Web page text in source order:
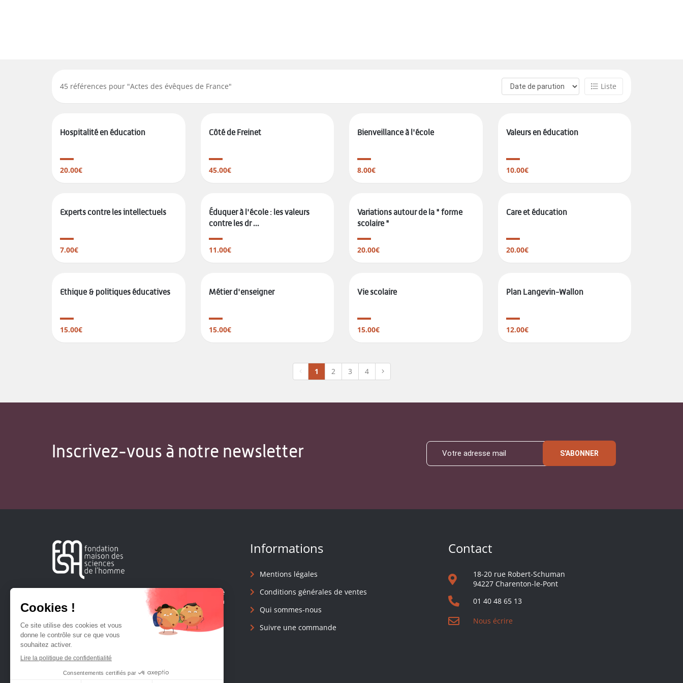
45 références pour "Actes des évêques de France" Liste
Hospitalité en éducation
20.00€
Côté de Freinet
45.00€
Bienveillance à l'école
8.00€
Valeurs en éducation
10.00€
Experts contre les intellectuels
7.00€
Éduquer à l'école : les valeurs
contre les dr ...
11.00€
Variations autour de la " forme
scolaire "
20.00€
Care et éducation
20.00€
Ethique & politiques éducatives
15.00€
Métier d'enseigner
15.00€
Vie scolaire
15.00€
Plan Langevin-Wallon
12.00€
1 2 3 4
Inscrivez-vous à notre newsletter S'ABONNER
Créée en 1963, la Fondation Maison Sciences de l'Homme
soutient la recherche et la diffusion des connaissances en
sciences humaines et sociales.
Informations
Mentions légales
Conditions générales de ventes
Qui sommes-nous
Suivre une commande
Contact
18-20 rue Robert-Schuman
94227 Charenton-le-Pont
01 40 48 65 13
Nous écrire